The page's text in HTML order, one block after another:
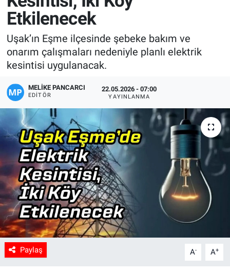
Etkilenecek
Uşak’ın Eşme ilçesinde şebeke bakım ve
onarım çalışmaları nedeniyle planlı elektrik
kesintisi uygulanacak.
MELIKE PANCARCI
EDITÖR
22.05.2026 - 07:00
YAYINLANMA
Paylaş A- A+
Manşet
Resmi İlanlar
Sağlık
Son Dakika
Spor
Uşak Haberleri